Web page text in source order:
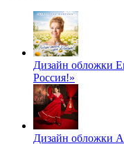
Дизайн обложки
Россия!»
Дизайн обложки